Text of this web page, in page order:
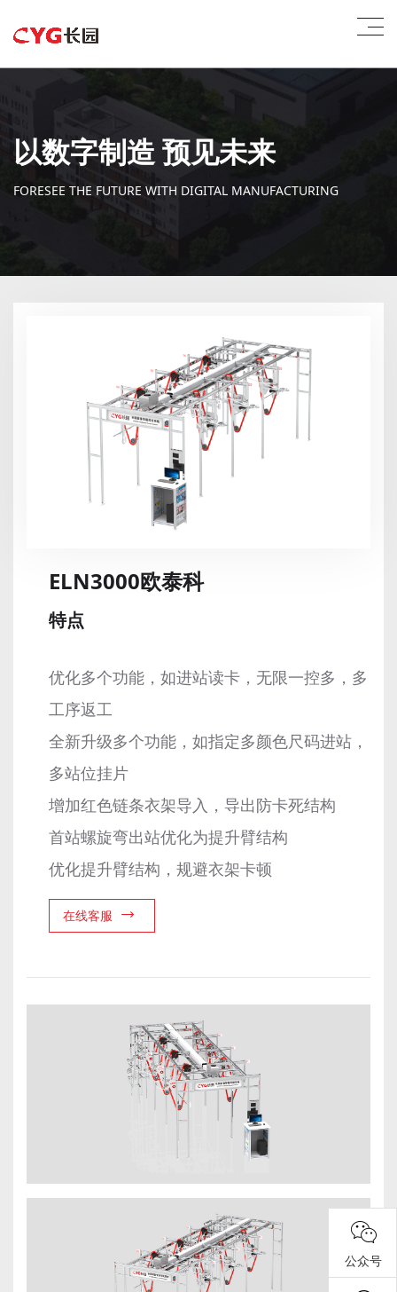
以数字制造 预见未来
FORESEE THE FUTURE WITH DIGITAL MANUFACTURING
ELN3000欧泰科
特点
优化多个功能，如进站读卡，无限一控多，多
工序返工
全新升级多个功能，如指定多颜色尺码进站，
多站位挂片
增加红色链条衣架导入，导出防卡死结构
首站螺旋弯出站优化为提升臂结构
优化提升臂结构，规避衣架卡顿
在线客服
公众号